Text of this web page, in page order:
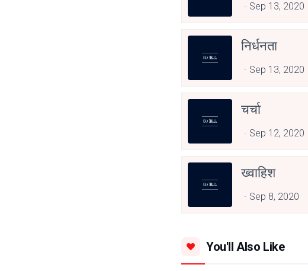
Sep 13, 2020
निर्धनता
Sep 13, 2020
चर्चा
Sep 12, 2020
ख्वाहिश
Sep 8, 2020
You'll Also Like